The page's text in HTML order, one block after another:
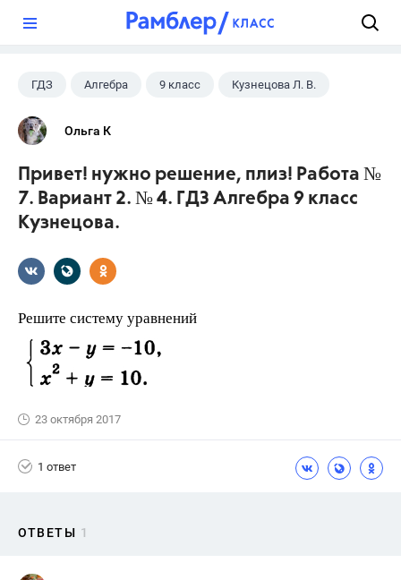
ГДЗ Алгебра 9 класс Кузнецова Л. В.
Ольга К
Привет! нужно решение, плиз! Работа №
7. Вариант 2. № 4. ГДЗ Алгебра 9 класс
Кузнецова.
Решите систему уравнений
23 октября 2017
1 ответ
ОТВЕТЫ 1